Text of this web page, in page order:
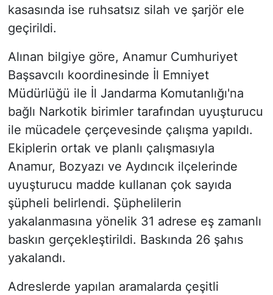
kasasında ise ruhsatsız silah ve şarjör ele
geçirildi.
Alınan bilgiye göre, Anamur Cumhuriyet
Başsavcılı koordinesinde İl Emniyet
Müdürlüğü ile İl Jandarma Komutanlığı'na
bağlı Narkotik birimler tarafından uyuşturucu
ile mücadele çerçevesinde çalışma yapıldı.
Ekiplerin ortak ve planlı çalışmasıyla
Anamur, Bozyazı ve Aydıncık ilçelerinde
uyuşturucu madde kullanan çok sayıda
şüpheli belirlendi. Şüphelilerin
yakalanmasına yönelik 31 adrese eş zamanlı
baskın gerçekleştirildi. Baskında 26 şahıs
yakalandı.
Adreslerde yapılan aramalarda çeşitli